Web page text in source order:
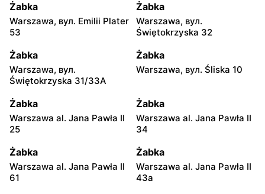
Żabka
Warszawa, вул. Emilii Plater
53
Żabka
Warszawa, вул.
Świętokrzyska 32
Żabka
Warszawa, вул.
Świętokrzyska 31/33A
Żabka
Warszawa, вул. Śliska 10
Żabka
Warszawa al. Jana Pawła II
25
Żabka
Warszawa al. Jana Pawła II
34
Żabka
Warszawa al. Jana Pawła II
61
Żabka
Warszawa al. Jana Pawła II
43a